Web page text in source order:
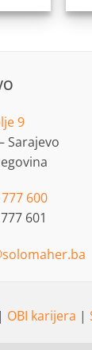
9
Sarajevo
600
601
| OBI karijera |